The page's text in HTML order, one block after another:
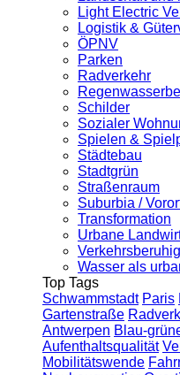
Light Electric
Logistik &
ÖPNV
Parken
Radverkehr
Schilder
Sozialer
Spielen &
Städtebau
Stadtgrün
Straßenraum
Suburbia /
Transformation
Urbane
Wasser als
Top Tags
Schwammstadt Paris
Gartenstraße
Antwerpen Blau-
Aufenthaltsqualität
Mobilitätswende